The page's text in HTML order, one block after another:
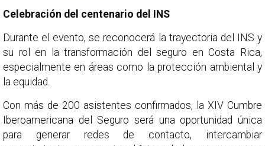
Celebración del centenario del INS
Durante el evento, se reconocerá la trayectoria del INS y
su rol en la transformación del seguro en Costa Rica,
especialmente en áreas como la protección ambiental y
la equidad.
Con más de 200 asistentes confirmados, la XIV Cumbre
Iberoamericana del Seguro será una oportunidad única
para generar redes de contacto, intercambiar